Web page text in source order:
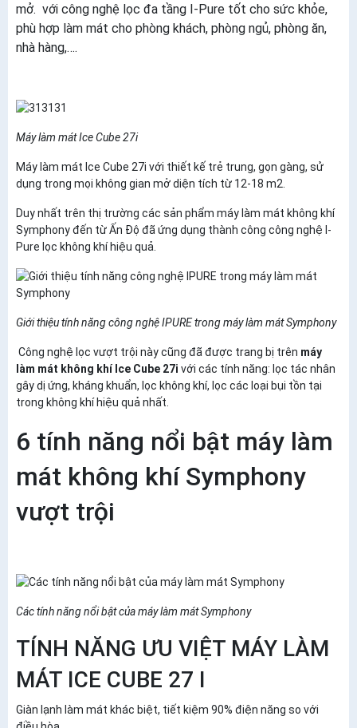
mở. với công nghệ lọc đa tầng I-Pure tốt cho sức khỏe,
phù hợp làm mát cho phòng khách, phòng ngủ, phòng ăn,
nhà hàng,….
Máy làm mát Ice Cube 27i
Máy làm mát Ice Cube 27i với thiết kế trẻ trung, gọn gàng, sử
dụng trong mọi không gian mở diện tích từ 12-18 m2.
Duy nhất trên thị trường các sản phẩm máy làm mát không khí
Symphony đến từ Ấn Độ đã ứng dụng thành công công nghệ l-
Pure lọc không khí hiệu quả.
Giới thiệu tính năng công nghệ IPURE trong máy làm mát Symphony
Công nghệ lọc vượt trội này cũng đã được trang bị trên máy
làm mát không khí Ice Cube 27i với các tính năng: lọc tác nhân
gây dị ứng, kháng khuẩn, lọc không khí, lọc các loại bụi tồn tại
trong không khí hiệu quả nhất.
6 tính năng nổi bật máy làm
mát không khí Symphony
vượt trội
Các tính năng nổi bật của máy làm mát Symphony
TÍNH NĂNG ƯU VIỆT MÁY LÀM
MÁT ICE CUBE 27 I
Giàn lạnh làm mát khác biệt, tiết kiệm 90% điện năng so với